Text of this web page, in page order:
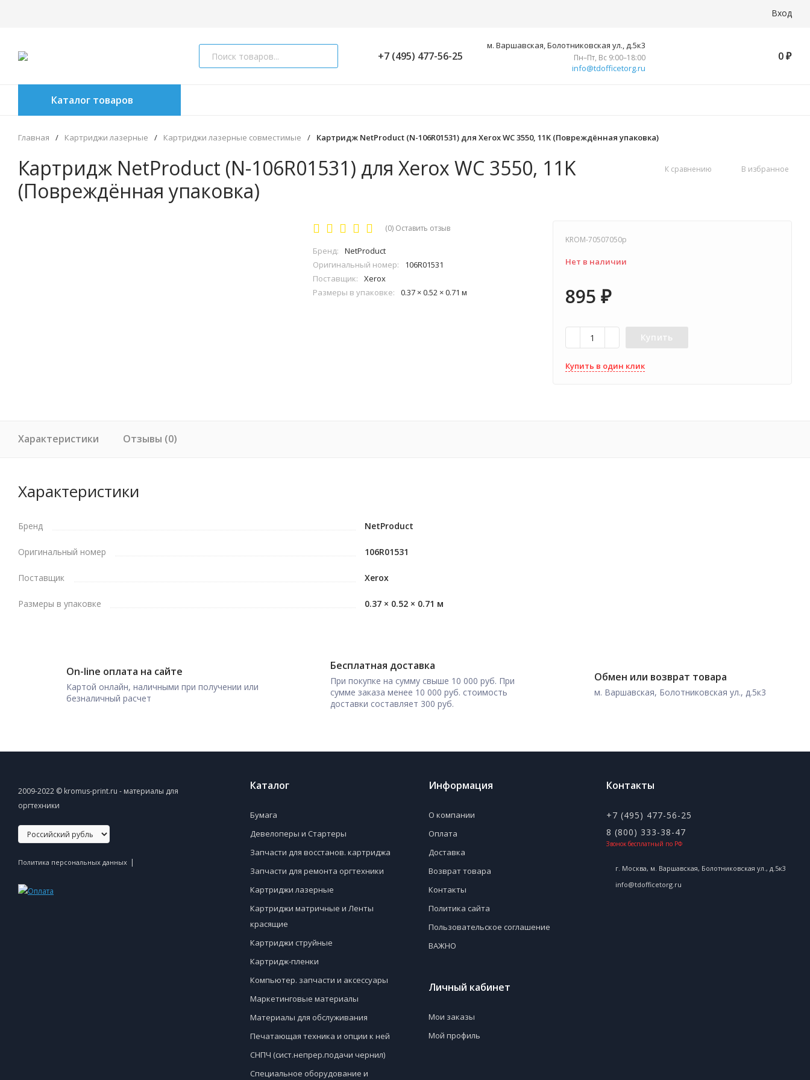
Вход
+7 (495) 477-56-25
м. Варшавская, Болотниковская ул., д.5к3
Пн–Пт, Вс 9:00–18:00
info@tdofficetorg.ru
0 ₽
Каталог товаров
Главная / Картриджи лазерные / Картриджи лазерные совместимые / Картридж NetProduct (N-106R01531) для Xerox WC 3550, 11K (Повреждённая упаковка)
Картридж NetProduct (N-106R01531) для Xerox WC 3550, 11K
(Повреждённая упаковка)
К сравнению В избранное
(0) Оставить отзыв
Бренд:
NetProduct
Оригинальный номер:
106R01531
Поставщик:
Xerox
Размеры в упаковке:
0.37 × 0.52 × 0.71 м
KROM-70507050p
Нет в наличии
895 ₽
Купить
Купить в один клик
Характеристики Отзывы (0)
Характеристики
Бренд NetProduct
Оригинальный номер 106R01531
Поставщик Xerox
Размеры в упаковке 0.37 × 0.52 × 0.71 м
On-line оплата на сайте
Картой онлайн, наличными при получении или
безналичный расчет
Бесплатная доставка
При покупке на сумму свыше 10 000 руб. При
сумме заказа менее 10 000 руб. стоимость
доставки составляет 300 руб.
Обмен или возврат товара
м. Варшавская, Болотниковская ул., д.5к3
2009-2022 © kromus-print.ru - материалы для
оргтехники
Политика персональных данных |
Каталог
Бумага
Девелоперы и Стартеры
Запчасти для восстанов. картриджа
Запчасти для ремонта оргтехники
Картриджи лазерные
Картриджи матричные и Ленты
красящие
Картриджи струйные
Картридж-пленки
Компьютер. запчасти и аксессуары
Маркетинговые материалы
Материалы для обслуживания
Печатающая техника и опции к ней
СНПЧ (сист.непрер.подачи чернил)
Специальное оборудование и
Информация
О компании
Оплата
Доставка
Возврат товара
Контакты
Политика сайта
Пользовательское соглашение
ВАЖНО
Личный кабинет
Мои заказы
Мой профиль
Контакты
+7 (495) 477-56-25
8 (800) 333-38-47
Звонок бесплатный по РФ
г. Москва, м. Варшавская, Болотниковская ул., д.5к3
info@tdofficetorg.ru